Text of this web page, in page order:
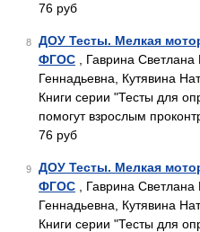
76 руб
8
ДОУ Тесты. Мелкая
ФГОС , Гаврина
Геннадьевна, Кутявина
Книги серии "Тесты для
помогут взрослым
76 руб
9
ДОУ Тесты. Мелкая
ФГОС , Гаврина
Геннадьевна, Кутявина
Книги серии "Тесты для